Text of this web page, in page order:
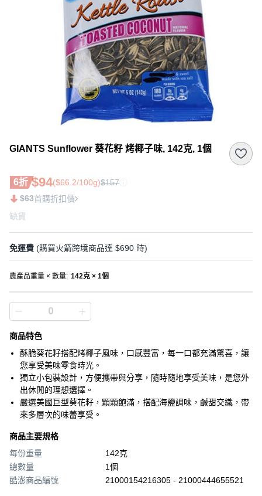
GIANTS Sunflower 葵花籽 烤椰子味, 142克, 1個
6折 $94($66.2/100g)$157
$63首購折扣價
缺貨
免運費 (購買火箭跨境商品達 $690 時)
農產品重量 × 數量: 142克 × 1個
商品特色
酥脆葵花籽搭配烤椰子風味，口感豐富，每一口都充滿驚喜，讓
您享受美味零食時光。
獨立小包裝設計，方便攜帶與分享，隨時隨地享受美味，是您外
出休閒的理想選擇。
嚴選美國巨型葵花籽，顆顆飽滿，搭配海鹽調味，鹹甜交織，帶
來多層次的味蕾享受。
商品主要規格
每份重量
142克
總數量
1個
酷澎商品編號
21000154216305 - 21000444655521